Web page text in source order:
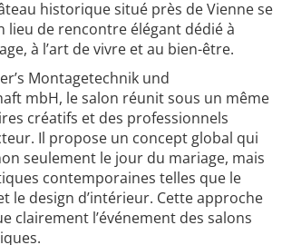
historique situé près de Vienne se
lieu de rencontre élégant dédié à
à l’art de vivre et au bien-être.
Montagetechnik und
mbH, le salon réunit sous un même
créatifs et des professionnels
Il propose un concept global qui
seulement le jour du mariage, mais
contemporaines telles que le
le design d’intérieur. Cette approche
clairement l’événement des salons